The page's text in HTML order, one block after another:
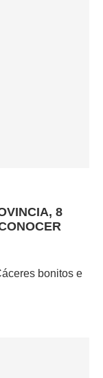
8
bonitos e